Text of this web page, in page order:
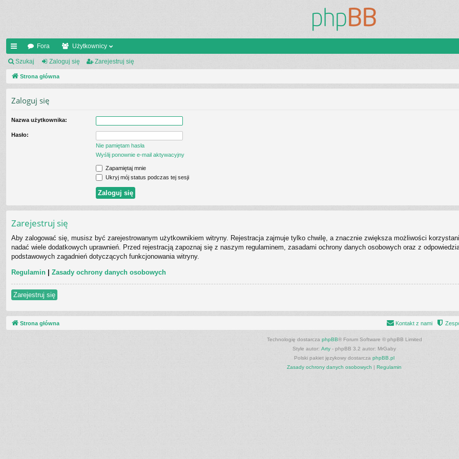
ię
ce
Fora Użytkownicy
Szukaj Zaloguj się Zarejestruj się
Strona główna
Zaloguj się
Nazwa użytkownika:
Hasło:
Nie pamiętam hasła
Wyślij ponownie e-mail aktywacyjny
Zapamiętaj mnie
Ukryj mój status podczas tej sesji
Zarejestruj się
Aby zalogować się, musisz być zarejestrowanym użytkownikiem witryny. Rejestracja zajmuje tylko chwilę, a znacznie zwiększa możliwości
nadać wiele dodatkowych uprawnień. Przed rejestracją zapoznaj się z naszym regulaminem, zasadami ochrony danych osobowych oraz z
podstawowych zagadnień dotyczących funkcjonowania witryny.
Regulamin | Zasady ochrony danych osobowych
Zarejestruj się
Strona główna Kontakt z nami
Technologię dostarcza phpBB® Forum Software © phpBB Limited
Style autor: Arty - phpBB 3.2 autor: MrGaby
Polski pakiet językowy dostarcza phpBB.pl
Zasady ochrony danych osobowych | Regulamin